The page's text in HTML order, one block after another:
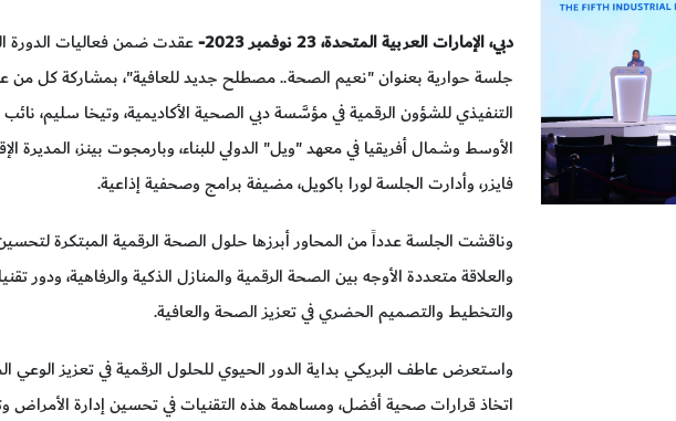
دبي،الإمارات العربية المتحدة، 23 نوفمبر 2023-
عقدت ضمن فعاليات الدورة
جلسة حوارية بعنوان "نعيم الصحة.. مصطلح جديد للعافية"، بمشاركة كل من
التنفيذي للشؤون الرقمية في مؤسَّسة دبي الصحية الأكاديمية، وتيخا سليم،
الأوسط وشمال أفريقيا في معهد "ويل" الدولي للبناء، وبارمجوت بينز، المديرة
فايزر، وأدارت الجلسة لورا باكويل، مضيفة برامج وصحفية إذاعية.
وناقشت الجلسة عدداً من المحاور أبرزها حلول الصحة الرقمية المبتكرة
والعلاقة متعددة الأوجه بين الصحة الرقمية والمنازل الذكية والرفاهية، ودور
والتخطيط والتصميم الحضري في تعزيز الصحة والعافية.
واستعرض عاطف البريكي بداية الدور الحيوي للحلول الرقمية في تعزيز
اتخاذ قرارات صحية أفضل، ومساهمة هذه التقنيات في تحسين إدارة الأمراض